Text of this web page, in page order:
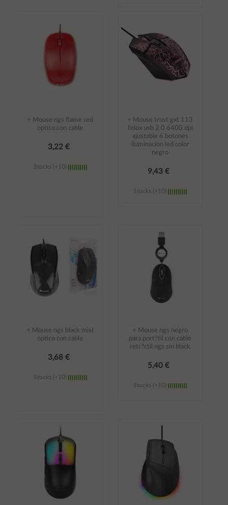
carrito
÷ Mouse ngs flame red
optico con cable
3,22 €
Stocks (+10)
÷ Mouse trust gxt 113
felox usb 2.0 6400 dpi
ajustable 6 botones
iluminacion led color
negro
9,43 €
Stocks (+10)
÷ Mouse ngs black mist
optico con cable
3,68 €
Stocks (+10)
carrito
÷ Mouse ngs negro
para port?til con cable
retr?ctil ngs sin black
5,40 €
Stocks (+10)